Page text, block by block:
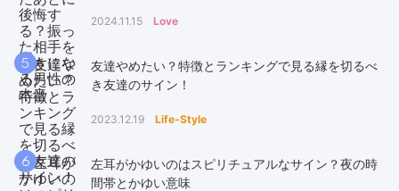
2024.11.15 Love
5
友達やめたい？特徴とランキングで見る縁を切るべ
き友達のサイン！
2023.12.19 Life-Style
6
左耳がかゆいのはスピリチュアルなサイン？夜の時
間帯とかゆい意味